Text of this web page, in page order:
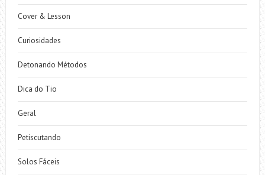
Cover & Lesson
Curiosidades
Detonando Métodos
Dica do Tio
Geral
Petiscutando
Solos Fáceis